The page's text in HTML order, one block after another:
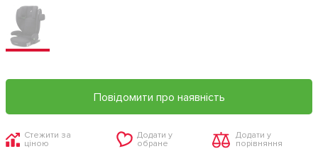
Повідомити про наявність
Стежити за
ціною
Додати у
обране
Додати у
порівняння